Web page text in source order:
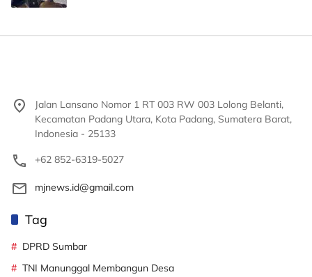
Jalan Lansano Nomor 1 RT 003 RW 003 Lolong Belanti,
Kecamatan Padang Utara, Kota Padang, Sumatera Barat,
Indonesia - 25133
+62 852-6319-5027
mjnews.id@gmail.com
Tag
DPRD Sumbar
TNI Manunggal Membangun Desa